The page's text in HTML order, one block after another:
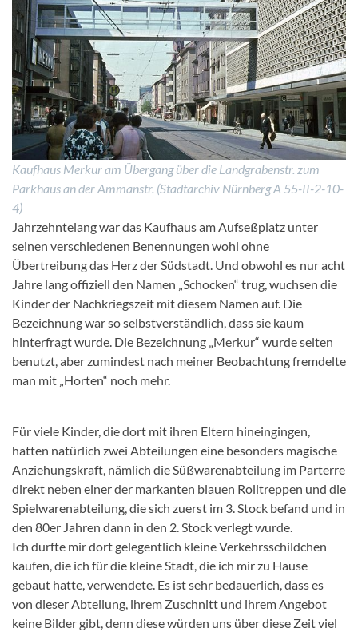
Kaufhaus Merkur am Übergang über die Landgrabenstr. zum
Parkhaus an der Ammanstr. (Stadtarchiv Nürnberg A 55-II-2-10-
4)
Jahrzehntelang war das Kaufhaus am Aufseßplatz unter
seinen verschiedenen Benennungen wohl ohne
Übertreibung das Herz der Südstadt. Und obwohl es nur acht
Jahre lang offiziell den Namen „Schocken“ trug, wuchsen die
Kinder der Nachkriegszeit mit diesem Namen auf. Die
Bezeichnung war so selbstverständlich, dass sie kaum
hinterfragt wurde. Die Bezeichnung „Merkur“ wurde selten
benutzt, aber zumindest nach meiner Beobachtung fremdelte
man mit „Horten“ noch mehr.
Für viele Kinder, die dort mit ihren Eltern hineingingen,
hatten natürlich zwei Abteilungen eine besonders magische
Anziehungskraft, nämlich die Süßwarenabteilung im Parterre
direkt neben einer der markanten blauen Rolltreppen und die
Spielwarenabteilung, die sich zuerst im 3. Stock befand und in
den 80er Jahren dann in den 2. Stock verlegt wurde.
Ich durfte mir dort gelegentlich kleine Verkehrsschildchen
kaufen, die ich für die kleine Stadt, die ich mir zu Hause
gebaut hatte, verwendete. Es ist sehr bedauerlich, dass es
von dieser Abteilung, ihrem Zuschnitt und ihrem Angebot
keine Bilder gibt, denn diese würden uns über diese Zeit viel